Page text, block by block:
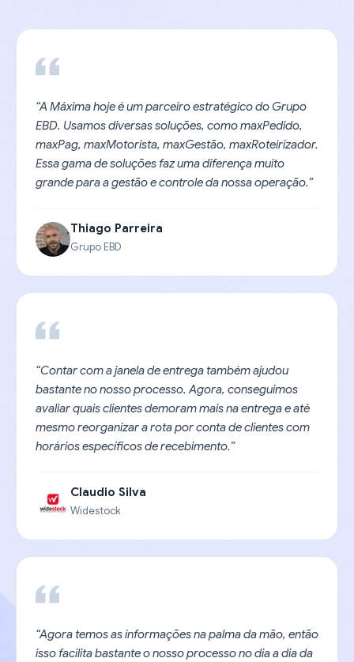
“A Máxima hoje é um parceiro estratégico do Grupo
EBD. Usamos diversas soluções, como maxPedido,
maxPag, maxMotorista, maxGestão, maxRoteirizador.
Essa gama de soluções faz uma diferença muito
grande para a gestão e controle da nossa operação.”
Thiago Parreira
Grupo EBD
“Contar com a janela de entrega também ajudou
bastante no nosso processo. Agora, conseguimos
avaliar quais clientes demoram mais na entrega e até
mesmo reorganizar a rota por conta de clientes com
horários específicos de recebimento.”
Claudio Silva
Widestock
“Agora temos as informações na palma da mão, então
isso facilita bastante o nosso processo no dia a dia da